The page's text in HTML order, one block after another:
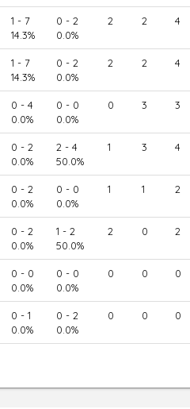
1 - 7
14.3%
0 - 2
0.0%
2 2 4
1 - 7
14.3%
0 - 2
0.0%
2 2 4
0 - 4
0.0%
0 - 0
0.0%
0 3 3
0 - 2
0.0%
2 - 4
50.0%
1 3 4
0 - 2
0.0%
0 - 0
0.0%
1 1 2
0 - 2
0.0%
1 - 2
50.0%
2 0 2
0 - 0
0.0%
0 - 0
0.0%
0 0 0
0 - 1
0.0%
0 - 2
0.0%
0 0 0